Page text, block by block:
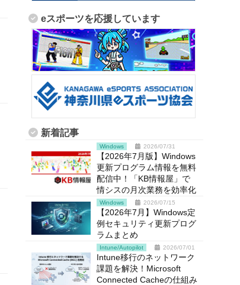
eスポーツを応援しています
新着記事
Windows 2026/07/31
【2026年7月版】Windows
更新プログラム情報を無料
配信中！「KB情報屋」で
情シスの月次業務を効率化
Windows 2026/07/15
【2026年7月】Windows定
例セキュリティ更新プログ
ラムまとめ
Intune/Autopilot 2026/07/01
Intune移行のネットワーク
課題を解決！Microsoft
Connected Cacheの仕組み